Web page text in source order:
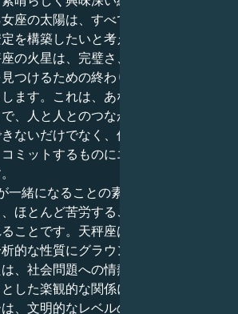
座の太陽は、すべてを修復し、パー
を構築したいと考えています。しか
の火星は、完璧さ、現実的な野心、
つけるための終わりのない追求の物
ます。これは、あなたが知的な深み
、人と人とのつながりのエーテルを
ないだけでなく、信じられないほど
ミットするものにエネルギーを回す
一緒になることの素晴らしさは、自
ほとんど苦労することなく欲しいも
ことです。天秤座は目的意識をもた
的な性質にグラウンディングをもた
、社会問題への情熱を共有し、激し
した楽観的な関係に惹かれます。あ
、文明的なレベルの相互尊重と、継